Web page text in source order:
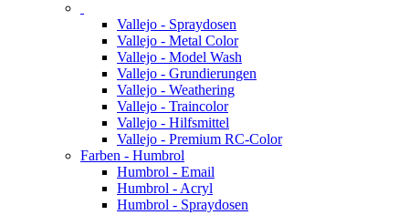
Vallejo - Spraydosen
Vallejo - Metal Color
Vallejo - Model Wash
Vallejo - Grundierungen
Vallejo - Weathering
Vallejo - Traincolor
Vallejo - Hilfsmittel
Vallejo - Premium RC-Color
Farben - Humbrol
Humbrol - Email
Humbrol - Acryl
Humbrol - Spraydosen